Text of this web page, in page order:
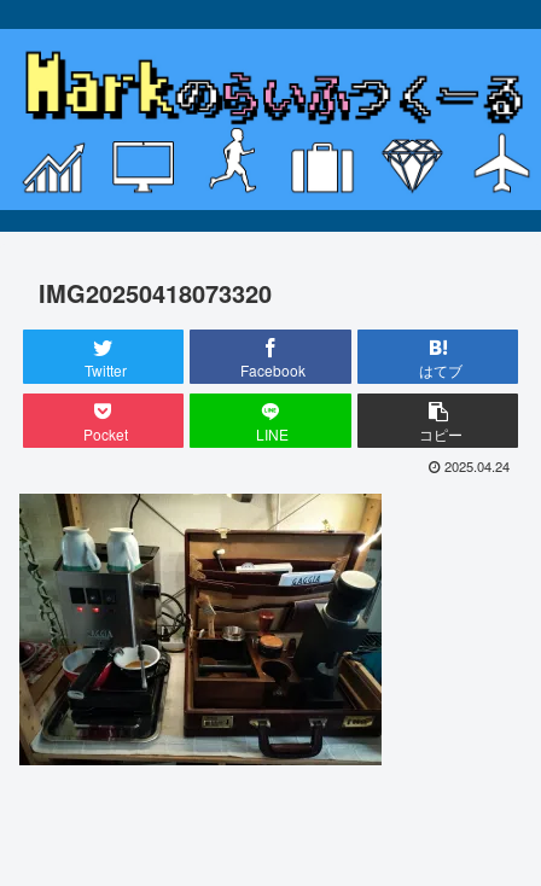
IMG20250418073320
Twitter Facebook はてブ
Pocket LINE コピー
2025.04.24